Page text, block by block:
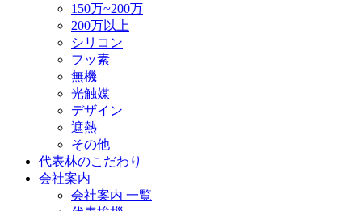
150万~200万
200万以上
シリコン
フッ素
無機
光触媒
デザイン
遮熱
その他
代表林のこだわり
会社案内
会社案内 一覧